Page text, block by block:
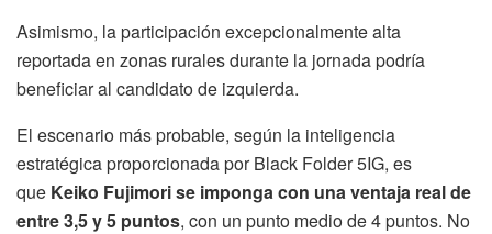
Asimismo, la participación excepcionalmente alta
reportada en zonas rurales durante la jornada podría
beneficiar al candidato de izquierda.
El escenario más probable, según la inteligencia
estratégica proporcionada por Black Folder 5IG, es
que Keiko Fujimori se imponga con una ventaja real de
entre 3,5 y 5 puntos, con un punto medio de 4 puntos. No